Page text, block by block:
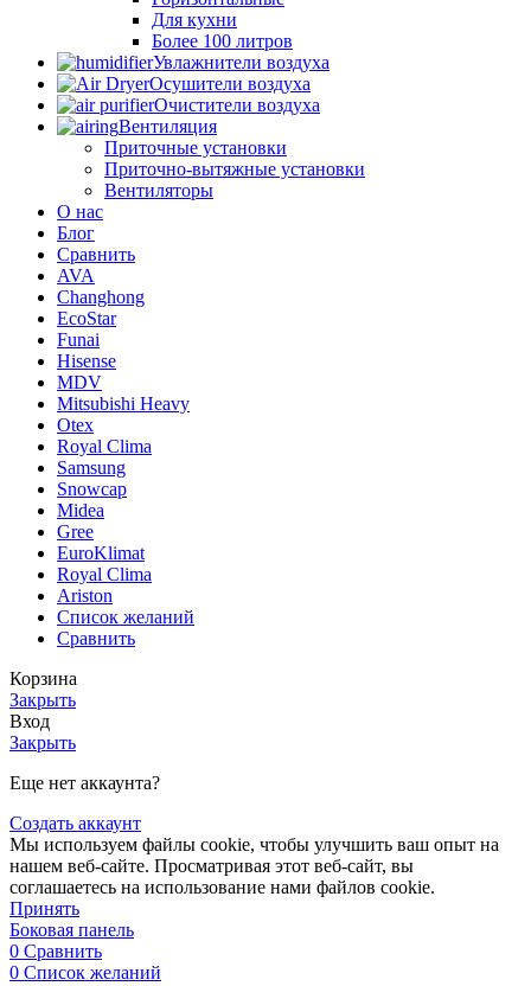
Для кухни
Более 100 литров
Увлажнители воздуха
Осушители воздуха
Очистители воздуха
Вентиляция
Приточные установки
Приточно-вытяжные установки
Вентиляторы
О нас
Блог
Сравнить
AVA
Changhong
EcoStar
Funai
Hisense
MDV
Mitsubishi Heavy
Otex
Royal Clima
Samsung
Snowcap
Midea
Gree
EuroKlimat
Royal Clima
Ariston
Список желаний
Сравнить
Корзина
Закрыть
Вход
Закрыть
Еще нет аккаунта?
Создать аккаунт
Мы используем файлы cookie, чтобы улучшить ваш опыт на
нашем веб-сайте. Просматривая этот веб-сайт, вы
соглашаетесь на использование нами файлов cookie.
Принять
Боковая панель
0 Сравнить
0 Список желаний